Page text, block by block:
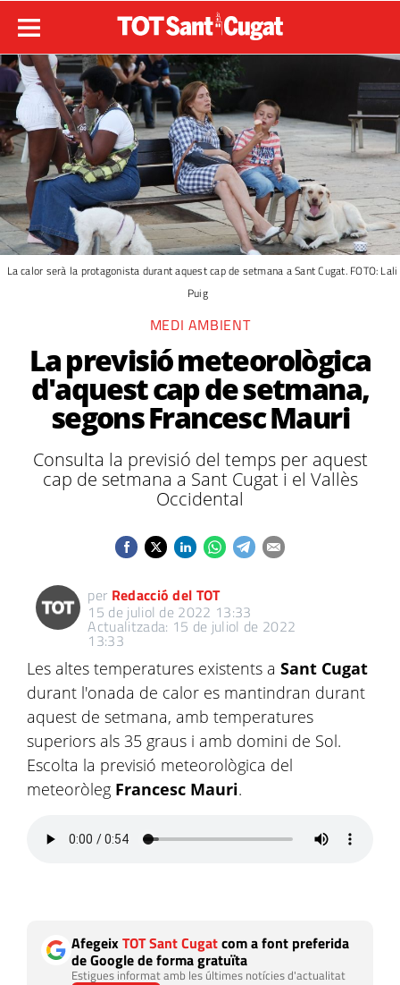
La calor serà la protagonista durant aquest cap de setmana a Sant Cugat. FOTO: Lali
Puig
MEDI AMBIENT
La previsió meteorològica
d'aquest cap de setmana,
segons Francesc Mauri
Consulta la previsió del temps per aquest
cap de setmana a Sant Cugat i el Vallès
Occidental
per Redacció del TOT
15 de juliol de 2022 13:33
Actualitzada: 15 de juliol de 2022
13:33
Les altes temperatures existents a Sant Cugat
durant l'onada de calor es mantindran durant
aquest de setmana, amb temperatures
superiors als 35 graus i amb domini de Sol.
Escolta la previsió meteorològica del
meteoròleg Francesc Mauri.
AfegeixTOT Sant Cugatcom a font preferida
de Google de forma gratuïta
Estigues informat amb les últimes notícies d'actualitat